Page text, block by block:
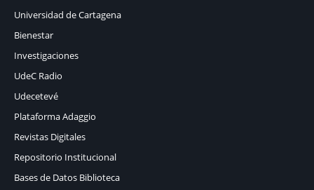
Universidad de Cartagena
Bienestar
Investigaciones
UdeC Radio
Udecetevé
Plataforma Adaggio
Revistas Digitales
Repositorio Institucional
Bases de Datos Biblioteca